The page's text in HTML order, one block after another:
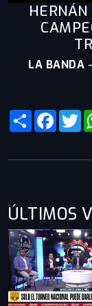
LA BANDA -
Share
ÚLTIMOS